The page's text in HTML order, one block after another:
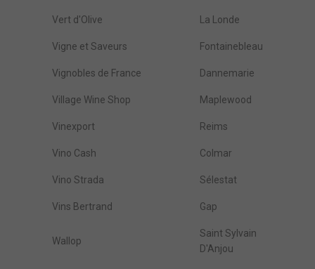
Vert d'Olive La Londe
Vigne et Saveurs Fontainebleau
Vignobles de France Dannemarie
Village Wine Shop Maplewood
Vinexport Reims
Vino Cash Colmar
Vino Strada Sélestat
Vins Bertrand Gap
Wallop
Saint Sylvain
D'Anjou